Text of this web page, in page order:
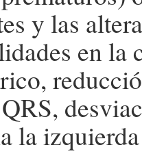
y las
en la
la